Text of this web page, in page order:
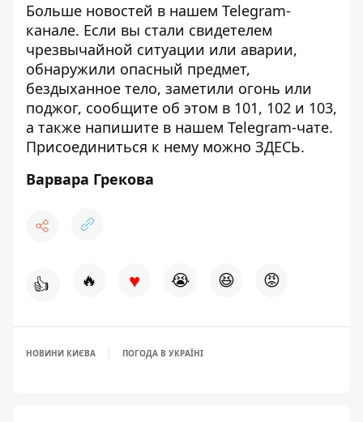
Больше новостей в нашем Telegram-
канале. Если вы стали свидетелем
чрезвычайной ситуации или аварии,
обнаружили опасный предмет,
бездыханное тело, заметили огонь или
поджог, сообщите об этом в 101, 102 и 103,
а также напишите в нашем Telegram-чате.
Присоединиться к нему можно ЗДЕСЬ.
Варвара Грекова
👍 🔥 ♥ 😭 😆 😡
НОВИНИ КИЄВА ПОГОДА В УКРАЇНІ